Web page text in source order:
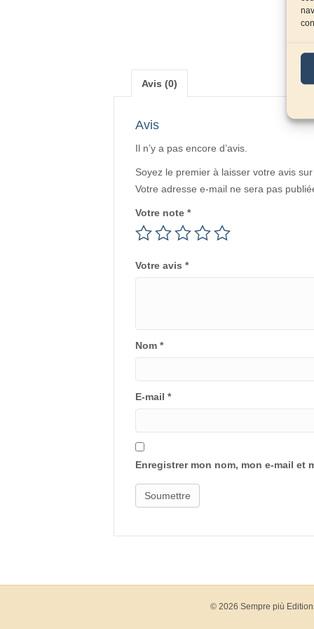
Avis (0)
Avis
Il n’y a pas encore d’avis.
Soyez le premier à laisser votre avis sur
Votre adresse e-mail ne sera pas
Votre note *
Votre avis *
Nom *
E-mail *
Enregistrer mon nom, mon e-mail et
© 2026 Sempre più